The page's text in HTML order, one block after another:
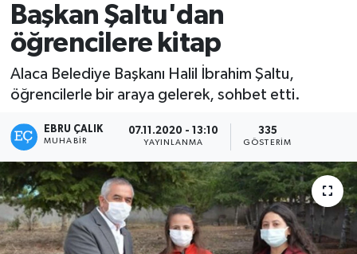
Başkan Şaltu'dan
öğrencilere kitap
Alaca Belediye Başkanı Halil İbrahim Şaltu,
öğrencilerle bir araya gelerek, sohbet etti.
EBRU ÇALIK
MUHABIR
07.11.2020 - 13:10
YAYINLANMA
335
GÖSTERIM